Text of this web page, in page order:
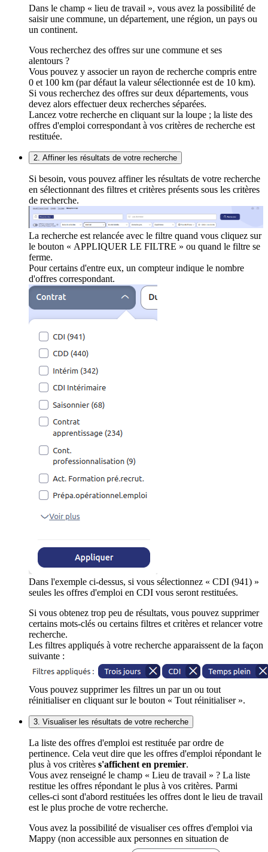
Dans le champ « lieu de travail », vous avez la possibilité de
saisir une commune, un département, une région, un pays ou
un continent.
Vous recherchez des offres sur une commune et ses
alentours ?
Vous pouvez y associer un rayon de recherche compris entre
0 et 100 km (par défaut la valeur sélectionnée est de 10 km).
Si vous recherchez des offres sur deux départements, vous
devez alors effectuer deux recherches séparées.
Lancez votre recherche en cliquant sur la loupe ; la liste des
offres d'emploi correspondant à vos critères de recherche est
restituée.
2. Affiner les résultats de votre recherche
Si besoin, vous pouvez affiner les résultats de votre recherche
en sélectionnant des filtres et critères présents sous les critères
de recherche.
La recherche est relancée avec le filtre quand vous cliquez sur
le bouton « APPLIQUER LE FILTRE » ou quand le filtre se
ferme.
Pour certains d'entre eux, un compteur indique le nombre
d'offres correspondant.
Dans l'exemple ci-dessus, si vous sélectionnez « CDI (941) »
seules les offres d'emploi en CDI vous seront restituées.
Si vous obtenez trop peu de résultats, vous pouvez supprimer
certains mots-clés ou certains filtres et critères et relancer votre
recherche.
Les filtres appliqués à votre recherche apparaissent de la façon
suivante :
Vous pouvez supprimer les filtres un par un ou tout
réinitialiser en cliquant sur le bouton « Tout réinitialiser ».
3. Visualiser les résultats de votre recherche
La liste des offres d'emploi est restituée par ordre de
pertinence. Cela veut dire que les offres d'emploi répondant le
plus à vos critères s'affichent en premier.
Vous avez renseigné le champ « Lieu de travail » ? La liste
restitue les offres répondant le plus à vos critères. Parmi
celles-ci sont d'abord restituées les offres dont le lieu de travail
est le plus proche de votre recherche.
Vous avez la possibilité de visualiser ces offres d'emploi via
Mappy (non accessible aux personnes en situation de